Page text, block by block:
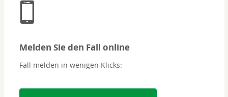
Melden Sie den Fall online
Fall melden in wenigen Klicks: